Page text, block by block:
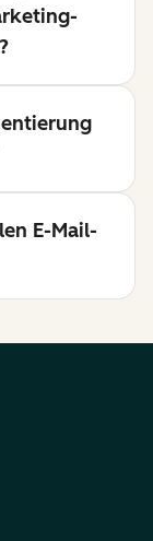
E-Mail-